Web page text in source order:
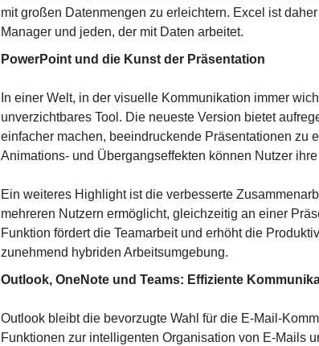
mit großen Datenmengen zu erleichtern. Excel ist
Manager und jeden, der mit Daten arbeitet.
PowerPoint und die Kunst der Präsentation
In einer Welt, in der visuelle Kommunikation immer
unverzichtbares Tool. Die neueste Version bietet
einfacher machen, beeindruckende Präsentationen zu
Animations- und Übergangseffekten können Nutzer
Ein weiteres Highlight ist die verbesserte
mehreren Nutzern ermöglicht, gleichzeitig an einer
Funktion fördert die Teamarbeit und erhöht die
zunehmend hybriden Arbeitsumgebung.
Outlook, OneNote und Teams: Effiziente
Outlook bleibt die bevorzugte Wahl für die E-Mail-
Funktionen zur intelligenten Organisation von E-Mails